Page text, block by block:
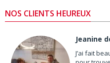
NOS CLIENTS HEUREUX
Jeanine
J’ai fait